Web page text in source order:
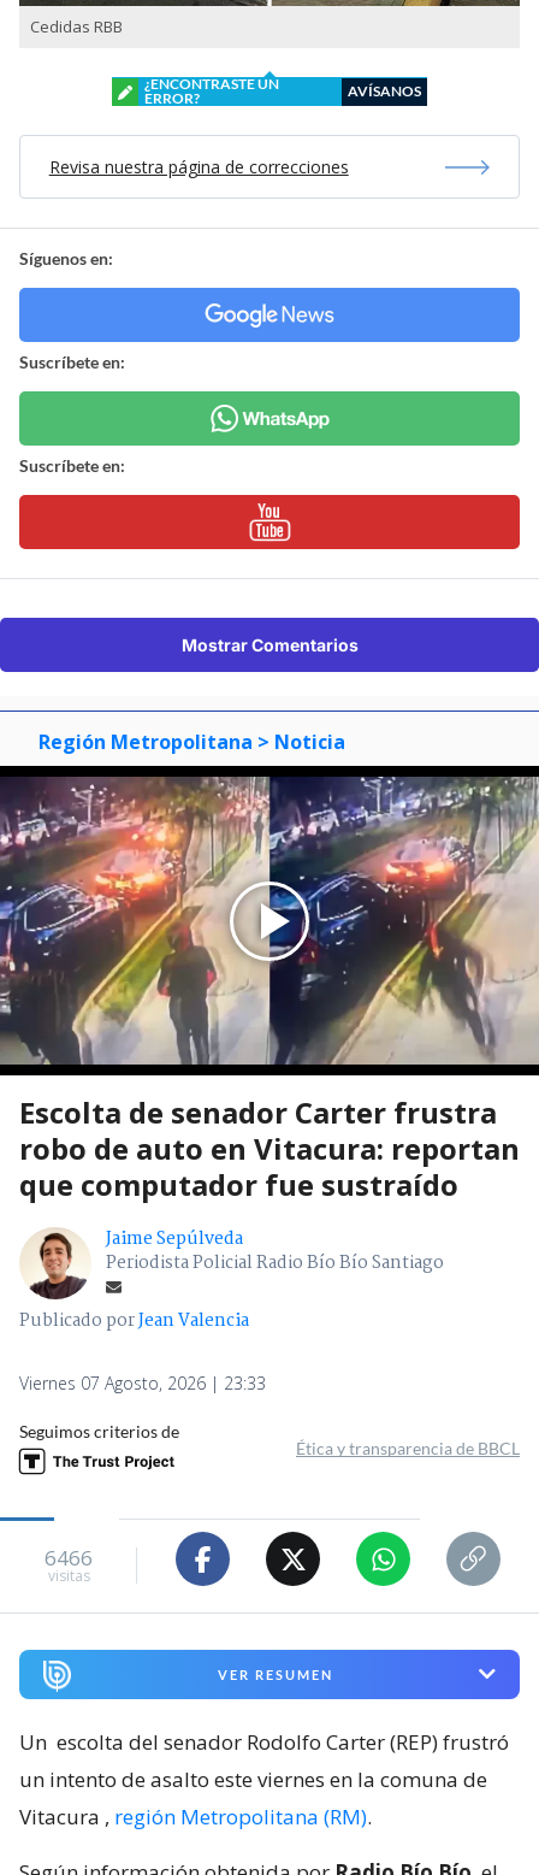
Cedidas RBB
¿ENCONTRASTE UN
ERROR?
AVÍSANOS
Revisa nuestra página de correcciones
Síguenos en:
Suscríbete en:
Suscríbete en:
Mostrar Comentarios
Región Metropolitana > Noticia
Escolta de senador Carter frustra
robo de auto en Vitacura: reportan
que computador fue sustraído
Jaime Sepúlveda
Periodista Policial Radio Bío Bío Santiago
Publicado porJean Valencia
Viernes 07 Agosto, 2026 | 23:33
Seguimos criterios de
Ética y transparencia de BBCL
6466
visitas
VER RESUMEN
Un escolta del senador Rodolfo Carter (REP) frustró
un intento de asalto este viernes en la comuna de
Vitacura , región Metropolitana (RM).